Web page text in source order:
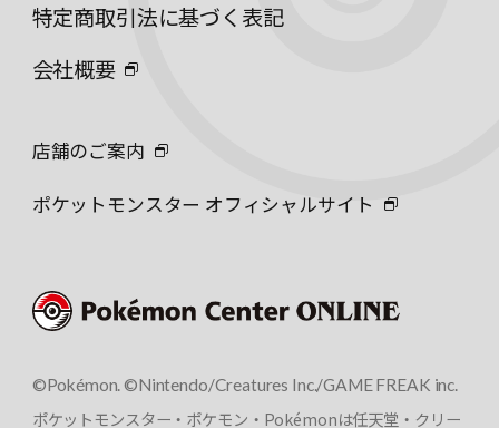
特定商取引法に基づく表記
会社概要
店舗のご案内
ポケットモンスター オフィシャルサイト
©Pokémon. ©Nintendo/Creatures Inc./GAME FREAK inc.
ポケットモンスター・ポケモン・Pokémonは任天堂・クリー